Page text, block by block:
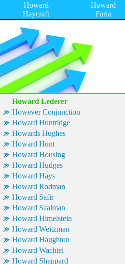
Howard
Haycraft
Howard
Faria
Howard Lederer
However Conjunction
Howard Huntridge
Howards Hughes
Howard Hunt
Howard Housing
Howard Hudges
Howard Hays
Howard Rodman
Howard Safir
Howard Saalman
Howard Himelstein
Howard Weitzman
Howard Haughton
Howard Wachtel
Howard Sheppard